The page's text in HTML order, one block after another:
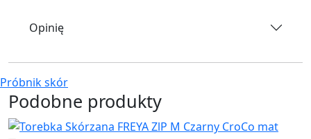
Opinię
Próbnik skór
Podobne produkty